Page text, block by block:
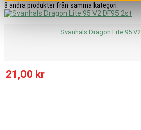
8 andra produkter från samma kategori:
Svanhals Dragon Lite 95
21,00 kr